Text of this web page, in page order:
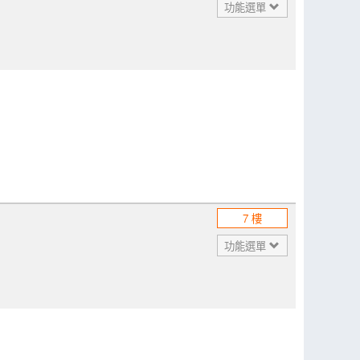
功能選單
7 樓
功能選單